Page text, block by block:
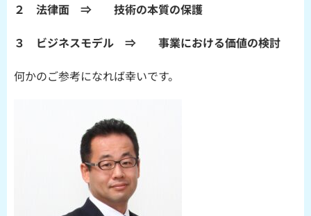
２ 法律面 ⇒ 技術の本質の保護
３ ビジネスモデル ⇒ 事業における価値の検討
何かのご参考になれば幸いです。